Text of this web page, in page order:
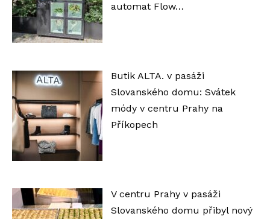
automat Flow…
Butik ALTA. v pasáži
Slovanského domu: Svátek
módy v centru Prahy na
Příkopech
V centru Prahy v pasáži
Slovanského domu přibyl nový